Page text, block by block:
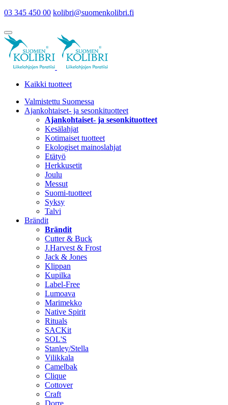
03 345 450 00 kolibri@suomenkolibri.fi
Kaikki tuotteet
Valmistettu Suomessa
Ajankohtaiset- ja sesonkituotteet
Ajankohtaiset- ja sesonkituotteet
Kesälahjat
Kotimaiset tuotteet
Ekologiset mainoslahjat
Etätyö
Herkkusetit
Joulu
Messut
Suomi-tuotteet
Syksy
Talvi
Brändit
Brändit
Cutter & Buck
J.Harvest & Frost
Jack & Jones
Klippan
Kupilka
Label-Free
Lumoava
Marimekko
Native Spirit
Rituals
SACKit
SOL'S
Stanley/Stella
Vilikkala
Camelbak
Clique
Cottover
Craft
Dorre